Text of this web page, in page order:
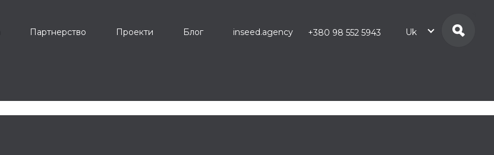
Партнерство Проекти Блог inseed.agency +380 98 552 5943 Uk